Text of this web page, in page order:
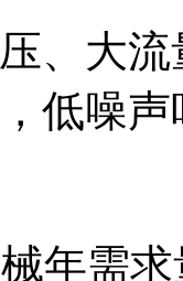
、大
低噪
年需